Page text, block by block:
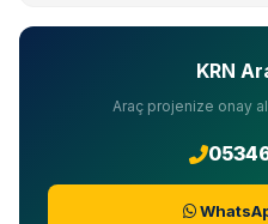
KRN
Araç projenize onay